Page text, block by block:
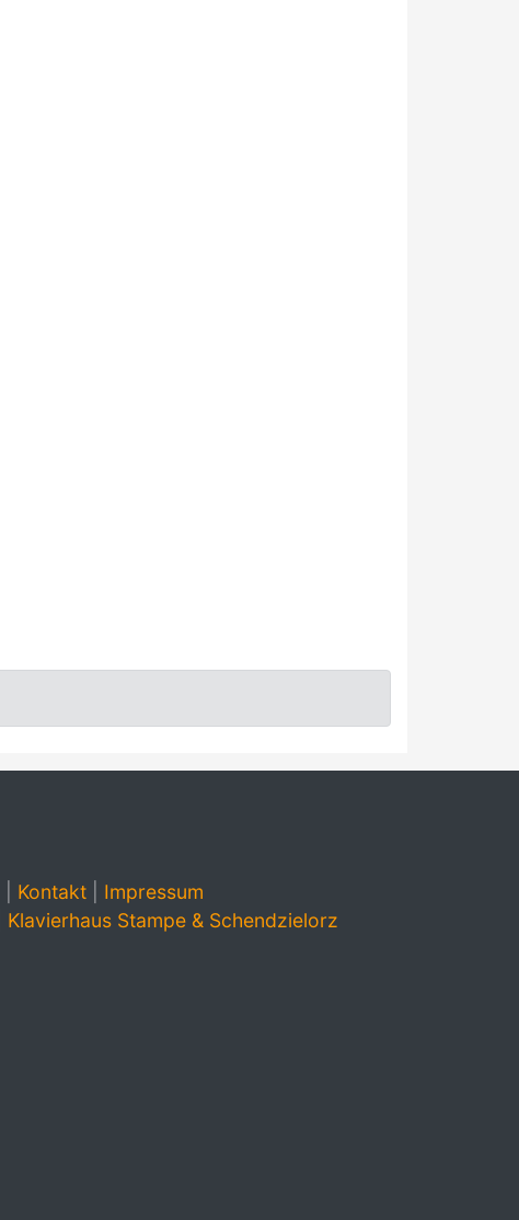
Kontakt| Impressum
Klavierhaus Stampe & Schendzielorz